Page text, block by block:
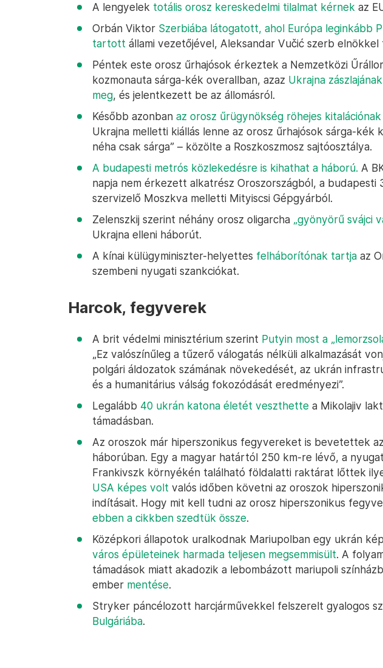
A lengyelek totális orosz kereskedelmi tilalmat kérnek az
Orbán Viktor Szerbiába látogatott, ahol Európa leginkább
tartott állami vezetőjével, Aleksandar Vučić szerb
Péntek este orosz űrhajósok érkeztek a Nemzetközi
kozmonauta sárga-kék overallban, azaz Ukrajna
meg, és jelentkezett be az állomásról.
Később azonban az orosz űrügynökség röhejes
Ukrajna melletti kiállás lenne az orosz űrhajósok sárga-kék
néha csak sárga” – közölte a Roszkoszmosz sajtóosztálya.
A budapesti metrós közlekedésre is kihathat a háború. A
napja nem érkezett alkatrész Oroszországból, a budapesti
szervizelő Moszkva melletti Mityiscsi Gépgyárból.
Zelenszkij szerint néhány orosz oligarcha „gyönyörű svájci
Ukrajna elleni háborút.
A kínai külügyminiszter-helyettes felháborítónak tartja az
szembeni nyugati szankciókat.
Harcok, fegyverek
A brit védelmi minisztérium szerint Putyin most a
„Ez valószínűleg a tűzerő válogatás nélküli alkalmazását
polgári áldozatok számának növekedését, az ukrán
és a humanitárius válság fokozódását eredményezi”.
Legalább 40 ukrán katona életét veszthette a Mikolajiv
támadásban.
Az oroszok már hiperszonikus fegyvereket is bevetettek
háborúban. Egy a magyar határtól 250 km-re lévő, a
Frankivszk környékén található földalatti raktárat lőttek
USA képes volt valós időben követni az oroszok
indításait. Hogy mit kell tudni az orosz hiperszonikus
ebben a cikkben szedtük össze.
Középkori állapotok uralkodnak Mariupolban egy ukrán
város épületeinek harmada teljesen megsemmisült. A
támadások miatt akadozik a lebombázott mariupoli
ember mentése.
Stryker páncélozott harcjárművekkel felszerelt gyalogos
Bulgáriába.